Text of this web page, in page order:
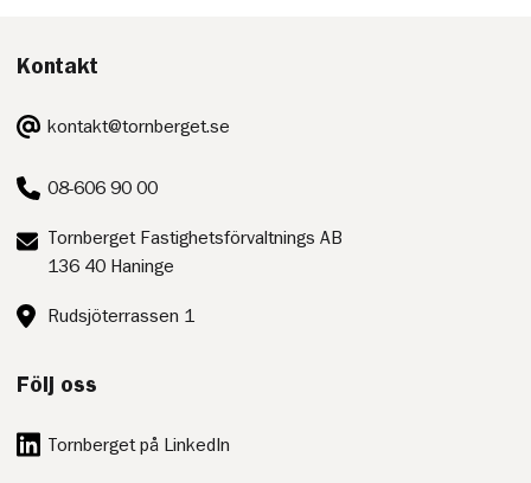
Kontakt
E-
post:
kontakt@tornberget.se
Telefon:
08-606 90 00
Postadress:
Tornberget Fastighetsförvaltnings AB
136 40 Haninge
Besöksadress:
Rudsjöterrassen 1
Följ oss
Tornberget på LinkedIn